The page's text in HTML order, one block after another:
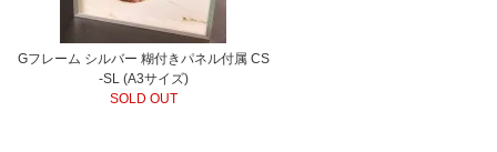
Gフレーム シルバー 糊付きパネル付属 CS
-SL (A3サイズ)
SOLD OUT